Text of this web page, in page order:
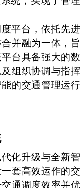
平台，依托先进
并融为一体，旨
台具备强大的数
组织协调与指挥
的交通管理运行
化升级与全新智
套高效运作的交
通调度效率并优